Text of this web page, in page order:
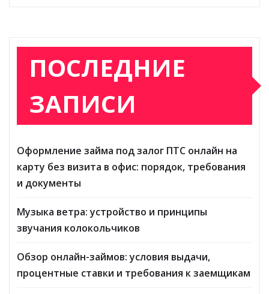
ПОСЛЕДНИЕ
ЗАПИСИ
Оформление займа под залог ПТС онлайн на
карту без визита в офис: порядок, требования
и документы
Музыка ветра: устройство и принципы
звучания колокольчиков
Обзор онлайн-займов: условия выдачи,
процентные ставки и требования к заемщикам